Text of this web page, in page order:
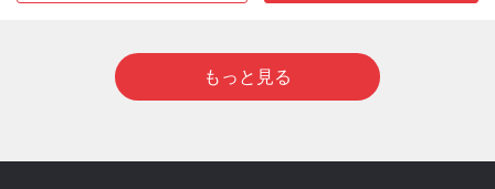
もっと見る